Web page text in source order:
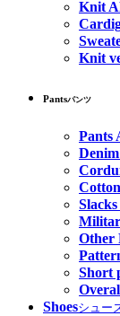
Knit
Knit
Pantsパンツ
Pants
Other
Short
Shoesシュー